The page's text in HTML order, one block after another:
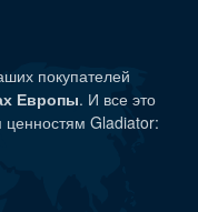
покупателей
Европы. И все это
Gladiator: